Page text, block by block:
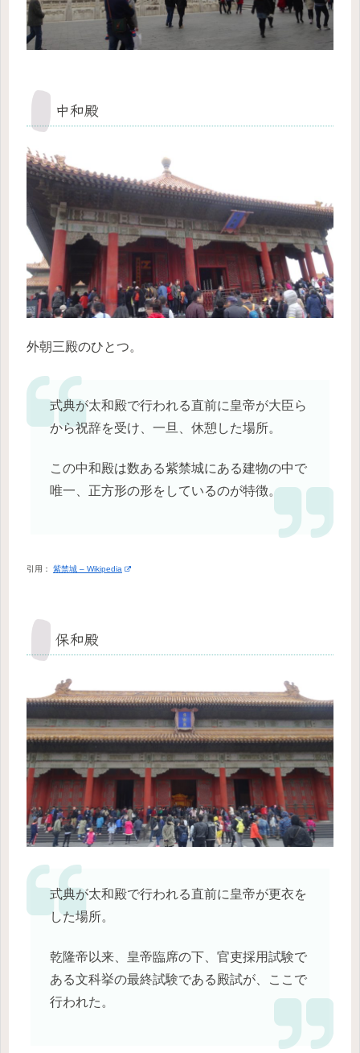
中和殿
外朝三殿のひとつ。
式典が太和殿で行われる直前に皇帝が大臣ら
から祝辞を受け、一旦、休憩した場所。
この中和殿は数ある紫禁城にある建物の中で
唯一、正方形の形をしているのが特徴。
引用： 紫禁城 – Wikipedia
保和殿
式典が太和殿で行われる直前に皇帝が更衣を
した場所。
乾隆帝以来、皇帝臨席の下、官吏採用試験で
ある文科挙の最終試験である殿試が、ここで
行われた。